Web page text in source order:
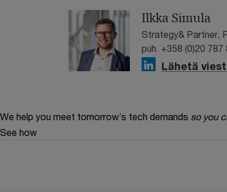
Ilkka Simula
Strategy& Partner,
puh. +358 (0)20 787
Lähetä
We help you meet tomorrow’s tech demands so you
See how